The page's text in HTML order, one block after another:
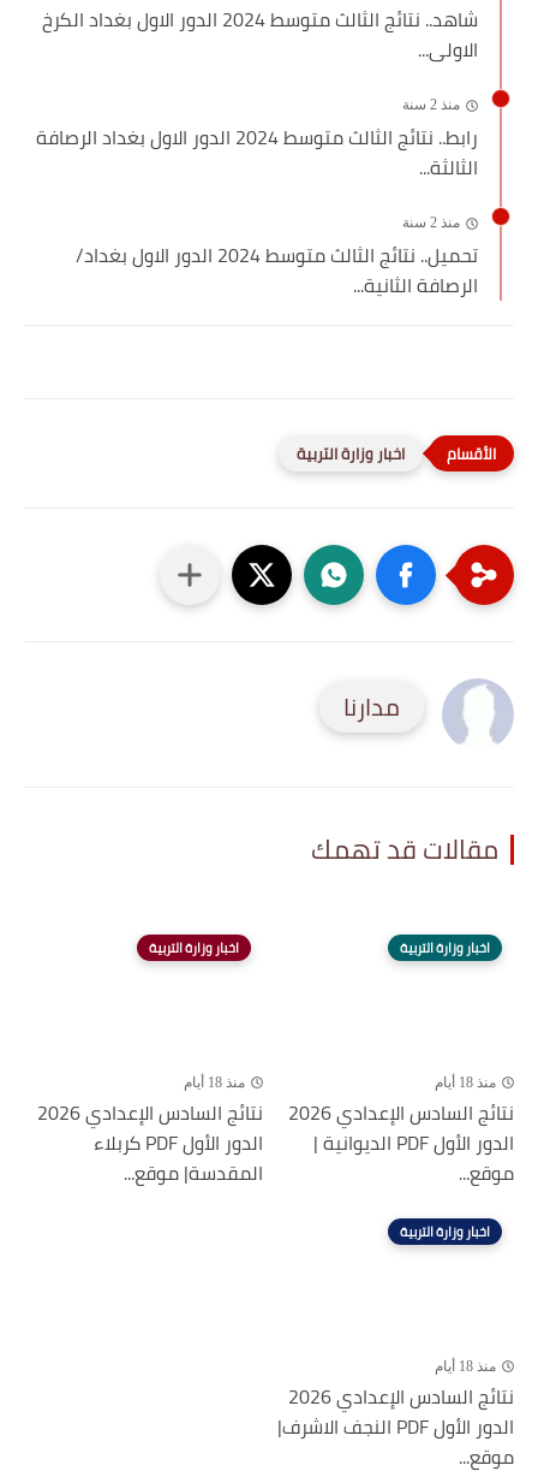
شاهد.. نتائج الثالث متوسط 2024 الدور الاول بغداد الكرخ
الاولى...
منذ 2 سنة
رابط.. نتائج الثالث متوسط 2024 الدور الاول بغداد الرصافة
الثالثة...
منذ 2 سنة
تحميل.. نتائج الثالث متوسط 2024 الدور الاول بغداد/
الرصافة الثانية...
اخبار وزارة التربية
مدارنا
مقالات قد تهمك
اخبار وزارة التربية
منذ 18 أيام
نتائج السادس الإعدادي 2026
الدور الأول PDF الديوانية |
موقع...
اخبار وزارة التربية
منذ 18 أيام
نتائج السادس الإعدادي 2026
الدور الأول PDF كربلاء
المقدسة| موقع...
اخبار وزارة التربية
منذ 18 أيام
نتائج السادس الإعدادي 2026
الدور الأول PDF النجف الاشرف|
موقع...